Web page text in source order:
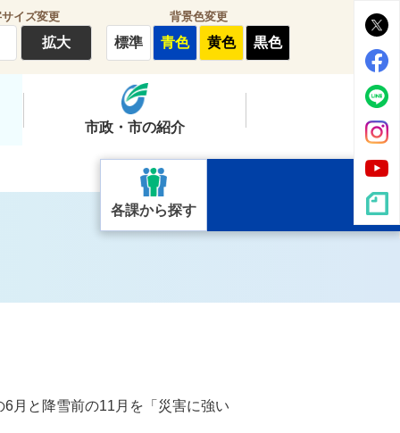
イズ変更
拡大
背景色変更
標準 青色 黄色 黒色
市政・市の紹介
各課から探す
月と降雪前の11月を「災害に強い